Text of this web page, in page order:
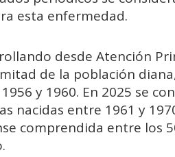
esta enfermedad.
desde Atención
de la población
y 1960. En 2025 se
nacidas entre 1961 y
comprendida entre los